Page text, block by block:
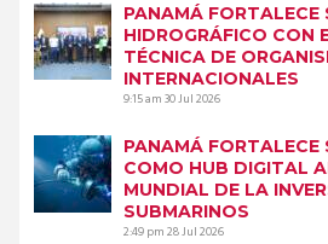
PANAMÁ FORTALECE
HIDROGRÁFICO CON
TÉCNICA DE
INTERNACIONALES
9:15 am30 Jul 2026
PANAMÁ FORTALECE
COMO HUB DIGITAL
MUNDIAL DE LA
SUBMARINOS
2:49 pm28 Jul 2026